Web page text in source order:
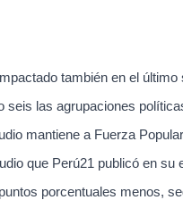
también en el
seis las agrupaciones
mantiene a Fuerza
que Perú21 publicó en
porcentuales menos,